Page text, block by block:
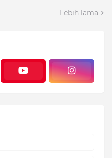
Lebih lama